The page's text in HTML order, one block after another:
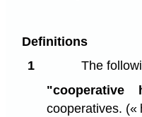
Definitions
1
The
"cooperative
cooperatives. («